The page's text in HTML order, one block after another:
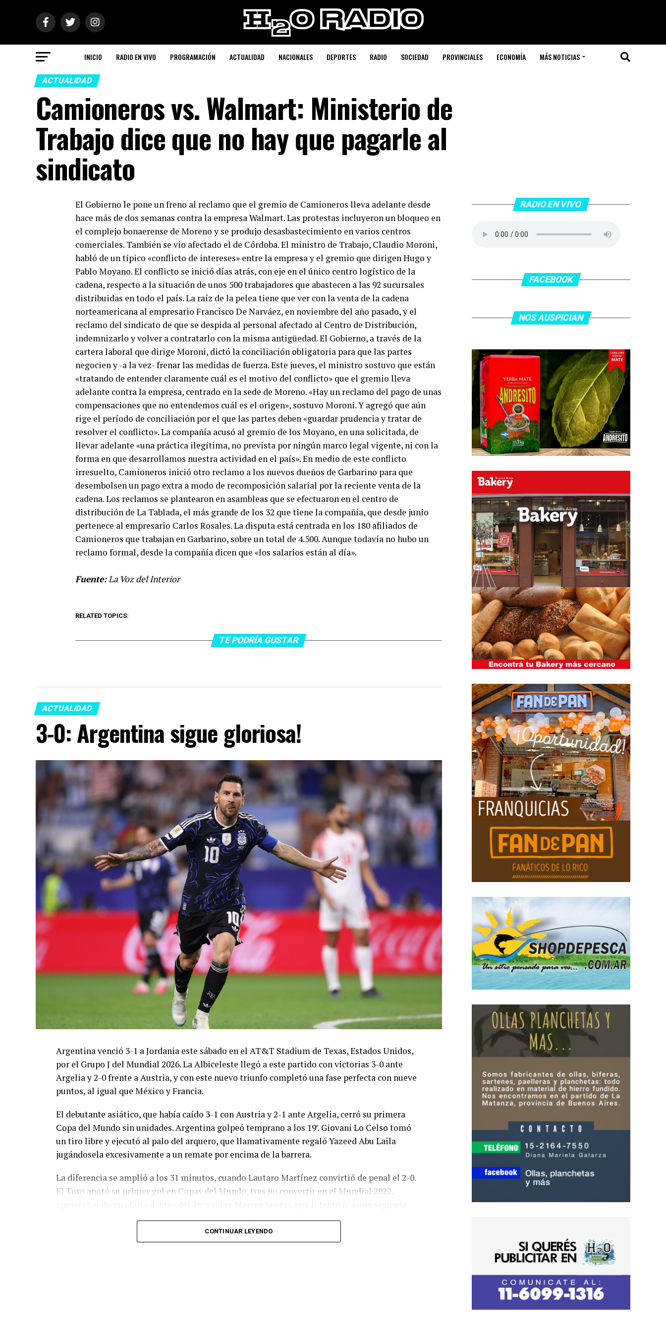
INICIO RADIO EN VIVO PROGRAMACIÓN ACTUALIDAD NACIONALES DEPORTES RADIO SOCIEDAD PROVINCIALES ECONOMÍA MÁS NOTICIAS
ACTUALIDAD
Camioneros vs. Walmart: Ministerio de
Trabajo dice que no hay que pagarle al
sindicato
El Gobierno le pone un freno al reclamo que el gremio de Camioneros lleva adelante desde
hace más de dos semanas contra la empresa Walmart. Las protestas incluyeron un bloqueo en
el complejo bonaerense de Moreno y se produjo desasbastecimiento en varios centros
comerciales. También se vio afectado el de Córdoba. El ministro de Trabajo, Claudio Moroni,
habló de un típico «conflicto de intereses» entre la empresa y el gremio que dirigen Hugo y
Pablo Moyano. El conflicto se inició días atrás, con eje en el único centro logístico de la
cadena, respecto a la situación de unos 500 trabajadores que abastecen a las 92 sucursales
distribuidas en todo el país. La raíz de la pelea tiene que ver con la venta de la cadena
norteamericana al empresario Francisco De Narváez, en noviembre del año pasado, y el
reclamo del sindicato de que se despida al personal afectado al Centro de Distribución,
indemnizarlo y volver a contratarlo con la misma antigüedad. El Gobierno, a través de la
cartera laboral que dirige Moroni, dictó la conciliación obligatoria para que las partes
negocien y -a la vez- frenar las medidas de fuerza. Este jueves, el ministro sostuvo que están
«tratando de entender claramente cuál es el motivo del conflicto» que el gremio lleva
adelante contra la empresa, centrado en la sede de Moreno. «Hay un reclamo del pago de unas
compensaciones que no entendemos cuál es el origen», sostuvo Moroni. Y agregó que aún
rige el período de conciliación por el que las partes deben «guardar prudencia y tratar de
resolver el conflicto». La compañía acusó al gremio de los Moyano, en una solicitada, de
llevar adelante «una práctica ilegítima, no prevista por ningún marco legal vigente, ni con la
forma en que desarrollamos nuestra actividad en el país». En medio de este conflicto
irresuelto, Camioneros inició otro reclamo a los nuevos dueños de Garbarino para que
desembolsen un pago extra a modo de recomposición salarial por la reciente venta de la
cadena. Los reclamos se plantearon en asambleas que se efectuaron en el centro de
distribución de La Tablada, el más grande de los 32 que tiene la compañía, que desde junio
pertenece al empresario Carlos Rosales. La disputa está centrada en los 180 afiliados de
Camioneros que trabajan en Garbarino, sobre un total de 4.500. Aunque todavía no hubo un
reclamo formal, desde la compañía dicen que «los salarios están al día».
Fuente:La Voz del Interior
RELATED TOPICS:
TE PODRÍA GUSTAR
ACTUALIDAD
3-0: Argentina sigue gloriosa!
Argentina venció 3-1 a Jordania este sábado en el AT&T Stadium de Texas, Estados Unidos,
por el Grupo J del Mundial 2026. La Albiceleste llegó a este partido con victorias 3-0 ante
Argelia y 2-0 frente a Austria, y con este nuevo triunfo completó una fase perfecta con nueve
puntos, al igual que México y Francia.
El debutante asiático, que había caído 3-1 con Austria y 2-1 ante Argelia, cerró su primera
Copa del Mundo sin unidades. Argentina golpeó temprano a los 19′. Giovani Lo Celso tomó
un tiro libre y ejecutó al palo del arquero, que llamativamente regaló Yazeed Abu Laila
jugándosela excesivamente a un remate por encima de la barrera.
La diferencia se amplió a los 31 minutos, cuando Lautaro Martínez convirtió de penal el 2-0.
El Toro anotó su primer gol en Copas del Mundo, tras no convertir en el Mundial 2022,
pelota luego de un tiro en el travesaño del delanatero del Inter, pero se terminó llevando una
CONTINUAR LEYENDO
RADIO EN VIVO
FACEBOOK
NOS AUSPICIAN